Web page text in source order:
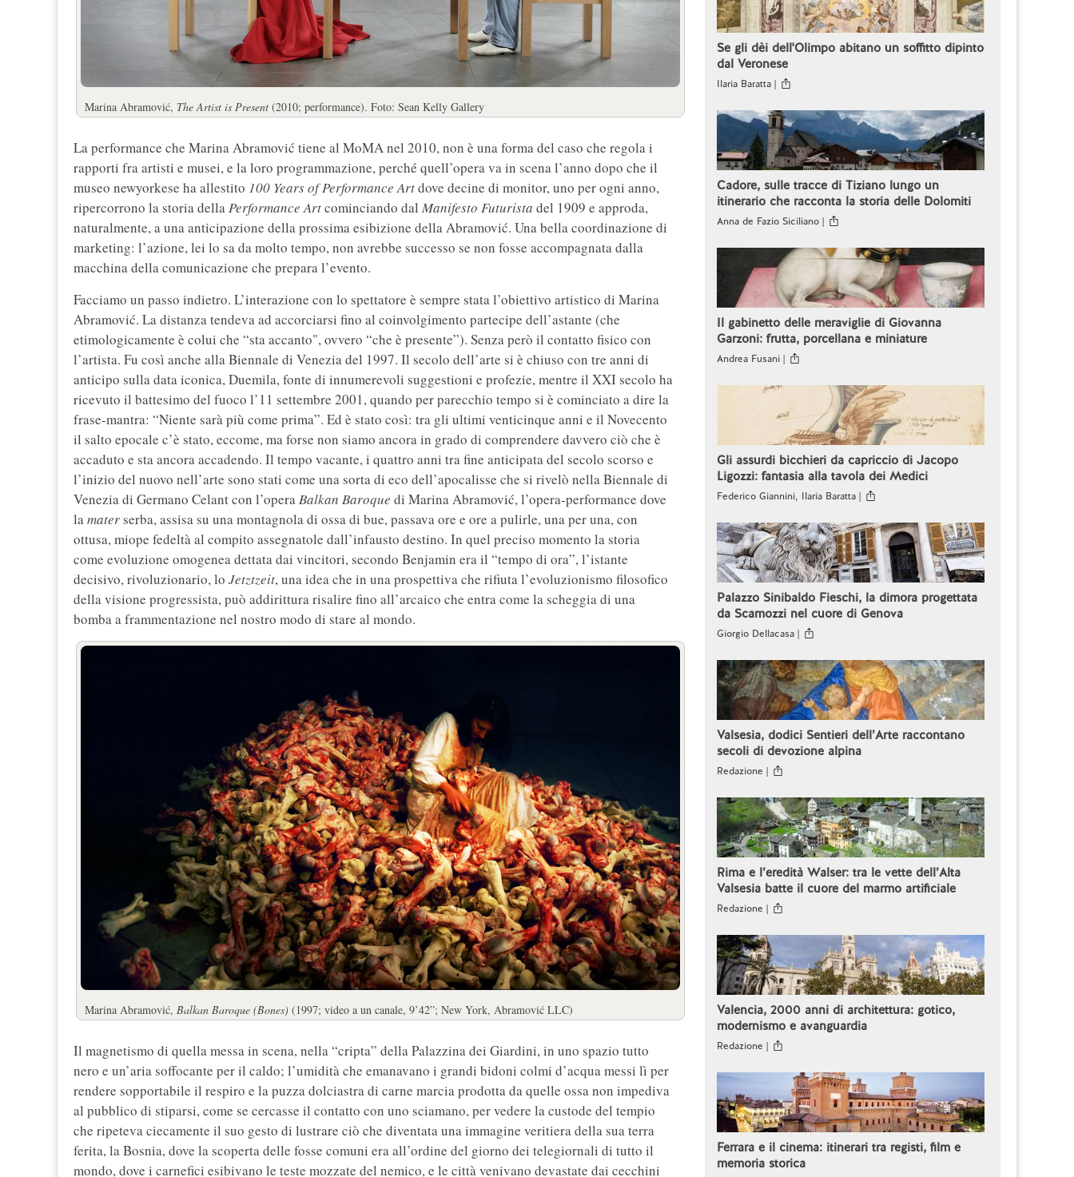
Marina Abramović, The Artist is Present (2010; performance). Foto: Sean Kelly Gallery
La performance che Marina Abramović tiene al MoMA nel 2010, non è una forma del caso che regola i
rapporti fra artisti e musei, e la loro programmazione, perché quell’opera va in scena l’anno dopo che il
museo newyorkese ha allestito 100 Years of Performance Artdove decine di monitor, uno per ogni anno,
ripercorrono la storia dellaPerformance Artcominciando dal Manifesto Futurista del 1909 e approda,
naturalmente, a una anticipazione della prossima esibizione della Abramović. Una bella coordinazione di
marketing: l’azione, lei lo sa da molto tempo, non avrebbe successo se non fosse accompagnata dalla
macchina della comunicazione che prepara l’evento.
Facciamo un passo indietro. L’interazione con lo spettatore è sempre stata l’obiettivo artistico di Marina
Abramović. La distanza tendeva ad accorciarsi fino al coinvolgimento partecipe dell’astante (che
etimologicamente è colui che “sta accanto", ovvero “che è presente”). Senza però il contatto fisico con
l’artista. Fu così anche alla Biennale di Venezia del 1997. Il secolo dell’arte si è chiuso con tre anni di
anticipo sulla data iconica, Duemila, fonte di innumerevoli suggestioni e profezie, mentre il XXI secolo ha
ricevuto il battesimo del fuoco l’11 settembre 2001, quando per parecchio tempo si è cominciato a dire la
frase-mantra: “Niente sarà più come prima”. Ed è stato così: tra gli ultimi venticinque anni e il Novecento
il salto epocale c’è stato, eccome, ma forse non siamo ancora in grado di comprendere davvero ciò che è
accaduto e sta ancora accadendo. Il tempo vacante, i quattro anni tra fine anticipata del secolo scorso e
l’inizio del nuovo nell’arte sono stati come una sorta di eco dell’apocalisse che si rivelò nella Biennale di
Venezia di Germano Celant con l’operaBalkan Baroque di Marina Abramović, l’opera-performance dove
lamater serba, assisa su una montagnola di ossa di bue, passava ore e ore a pulirle, una per una, con
ottusa, miope fedeltà al compito assegnatole dall’infausto destino. In quel preciso momento la storia
come evoluzione omogenea dettata dai vincitori, secondo Benjamin era il “tempo di ora”, l’istante
decisivo, rivoluzionario, lo Jetztzeit, una idea che in una prospettiva che rifiuta l’evoluzionismo filosofico
della visione progressista, può addirittura risalire fino all’arcaico che entra come la scheggia di una
bomba a frammentazione nel nostro modo di stare al mondo.
Marina Abramović, Balkan Baroque (Bones) (1997; video a un canale, 9’42”; New York, Abramović LLC)
Il magnetismo di quella messa in scena, nella “cripta” della Palazzina dei Giardini, in uno spazio tutto
nero e un’aria soffocante per il caldo; l’umidità che emanavano i grandi bidoni colmi d’acqua messi lì per
rendere sopportabile il respiro e la puzza dolciastra di carne marcia prodotta da quelle ossa non impediva
al pubblico di stiparsi, come se cercasse il contatto con uno sciamano, per vedere la custode del tempio
che ripeteva ciecamente il suo gesto di lustrare ciò che diventata una immagine veritiera della sua terra
ferita, la Bosnia, dove la scoperta delle fosse comuni era all’ordine del giorno dei telegiornali di tutto il
mondo, dove i carnefici esibivano le teste mozzate del nemico, e le città venivano devastate dai cecchini
Se gli dèi dell'Olimpo abitano un soffitto dipinto
dal Veronese
Ilaria Baratta |
Cadore, sulle tracce di Tiziano lungo un
itinerario che racconta la storia delle Dolomiti
Anna de Fazio Siciliano |
Il gabinetto delle meraviglie di Giovanna
Garzoni: frutta, porcellana e miniature
Andrea Fusani |
Gli assurdi bicchieri da capriccio di Jacopo
Ligozzi: fantasia alla tavola dei Medici
Federico Giannini, Ilaria Baratta |
Palazzo Sinibaldo Fieschi, la dimora progettata
da Scamozzi nel cuore di Genova
Giorgio Dellacasa |
Valsesia, dodici Sentieri dell’Arte raccontano
secoli di devozione alpina
Redazione |
Rima e l’eredità Walser: tra le vette dell’Alta
Valsesia batte il cuore del marmo artificiale
Redazione |
Valencia, 2000 anni di architettura: gotico,
modernismo e avanguardia
Redazione |
Ferrara e il cinema: itinerari tra registi, film e
memoria storica